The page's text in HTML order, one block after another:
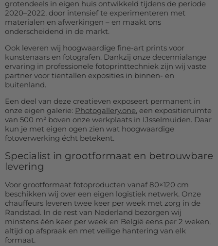
grotendeels in eigen huis ontwikkeld tijdens de periode
2020–2022, door intensief te experimenteren met
materialen en afwerkingen – en maakt ons
onderscheidend in de markt.
Ook leveren wij hoogwaardige fine-art prints voor
kunstenaars en fotografen. Dankzij onze decennialange
ervaring in professionele fotoprinttechniek zijn wij vaste
partner voor tientallen exposities in binnen- en
buitenland.
Een deel van deze creatieven exposeert permanent in
onze eigen galerie: Photogallery.one, een expositieruimte
van 500 m² boven onze werkplaats in IJsselmuiden. Daar
kun je met eigen ogen zien wat hoogwaardige
fotoverwerking écht betekent.
Specialist in grootformaat en betrouwbare
levering
Voor grootformaat fotoproducten vanaf 80×120 cm
beschikken wij over een eigen logistiek netwerk. Onze
chauffeurs leveren twee keer per week met zorg in de
Randstad. In de rest van Nederland bezorgen wij
minstens één keer per week en België eens per 2 weken,
altijd op afspraak en met veilige hantering van elk
formaat.